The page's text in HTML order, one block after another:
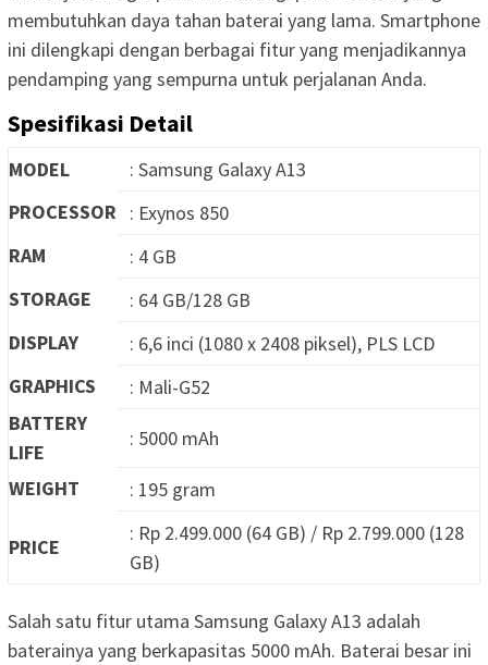
membutuhkan daya tahan baterai yang lama. Smartphone
ini dilengkapi dengan berbagai fitur yang menjadikannya
pendamping yang sempurna untuk perjalanan Anda.
Spesifikasi Detail
MODEL
: Samsung Galaxy A13
PROCESSOR
: Exynos 850
RAM
: 4 GB
STORAGE
: 64 GB/128 GB
DISPLAY
: 6,6 inci (1080 x 2408 piksel), PLS LCD
GRAPHICS
: Mali-G52
BATTERY
LIFE
: 5000 mAh
WEIGHT
: 195 gram
PRICE
: Rp 2.499.000 (64 GB) / Rp 2.799.000 (128
GB)
Salah satu fitur utama Samsung Galaxy A13 adalah
baterainya yang berkapasitas 5000 mAh. Baterai besar ini